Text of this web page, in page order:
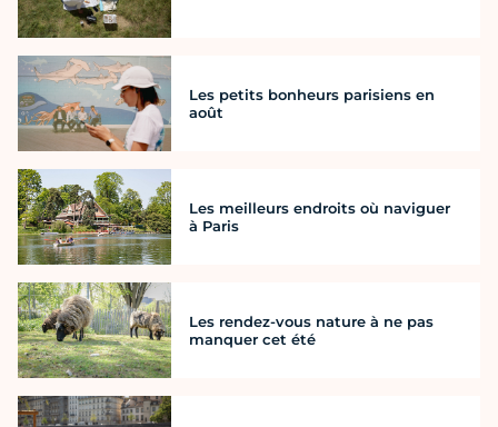
Les petits bonheurs parisiens en
août
Les meilleurs endroits où naviguer
à Paris
Les rendez-vous nature à ne pas
manquer cet été